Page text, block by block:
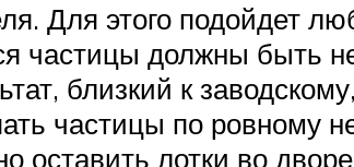
Для этого подойдет
частицы должны быть
близкий к
частицы по ровному
оставить лотки во